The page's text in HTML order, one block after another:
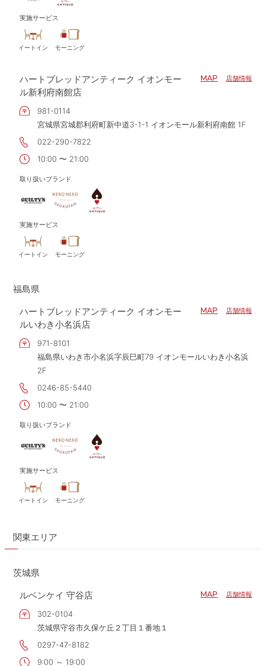
実施サービス
イートイン モーニング
ハートブレッドアンティーク イオンモー
ル新利府南館店
MAP 店舗情報
981-0114
宮城県宮城郡利府町新中道3-1-1 イオンモール新利府南館 1F
022-290-7822
10:00 〜 21:00
取り扱いブランド
実施サービス
イートイン モーニング
福島県
ハートブレッドアンティーク イオンモー
ルいわき小名浜店
MAP 店舗情報
971-8101
福島県いわき市小名浜字辰巳町79 イオンモールいわき小名浜
2F
0246-85-5440
10:00 〜 21:00
取り扱いブランド
実施サービス
イートイン モーニング
関東エリア
茨城県
ルベンケイ 守谷店
MAP 店舗情報
302-0104
茨城県守谷市久保ケ丘２丁目１番地１
0297-47-8182
9:00 ～ 19:00